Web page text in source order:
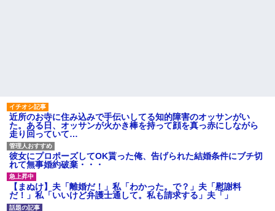
近所のお寺に住み込みで手伝いしてる知的障害のオッサンがい
た。ある日、オッサンが火かき棒を持って顔を真っ赤にしながら
走り回っていて…
彼女にプロポーズしてOK貰った俺、告げられた結婚条件にブチ切
れて無事婚約破棄・・・
【まぬけ】夫「離婚だ！」私「わかった。で？」夫「慰謝料
だ！」私「いいけど弁護士通して。私も請求する」夫「」